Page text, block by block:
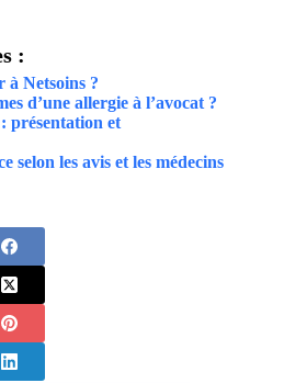
:
à Netsoins ?
d’une allergie à l’avocat ?
présentation et
selon les avis et les médecins